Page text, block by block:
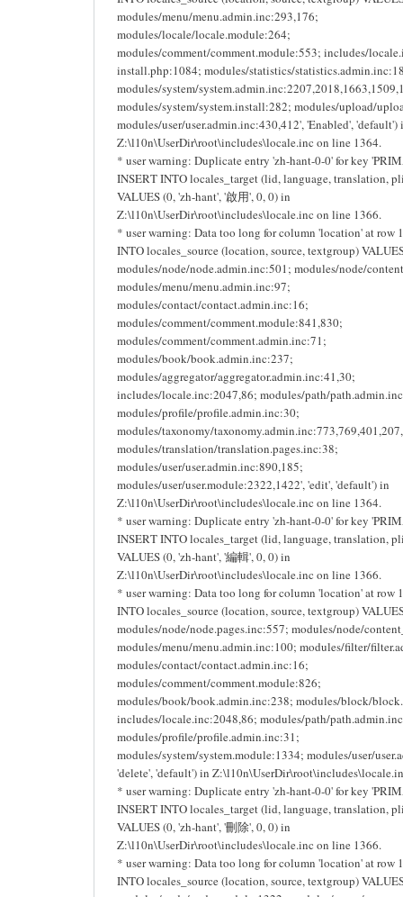
modules/menu/menu.admin.inc:293,176;
modules/locale/locale.module:264;
modules/comment/comment.module:553; includes/
install.php:1084; modules/statistics/
modules/system/
modules/system/system.install:282; modules/upload/
modules/user/user.admin.inc:430,412', 'Enabled', 'default')
Z:\l10n\UserDir\root\includes\locale.inc on line 1364.
* user warning: Duplicate entry 'zh-hant-0-0' for key
INSERT INTO locales_target (lid, language, translation,
VALUES (0, 'zh-hant', '啟用', 0, 0) in
Z:\l10n\UserDir\root\includes\locale.inc on line 1366.
* user warning: Data too long for column 'location' at row
INTO locales_source (location, source, textgroup)
modules/node/node.admin.inc:501; modules/node/
modules/menu/menu.admin.inc:97;
modules/contact/contact.admin.inc:16;
modules/comment/comment.module:841,830;
modules/comment/comment.admin.inc:71;
modules/book/book.admin.inc:237;
modules/aggregator/aggregator.admin.inc:41,30;
includes/locale.inc:2047,86; modules/path/
modules/profile/profile.admin.inc:30;
modules/taxonomy/
modules/translation/translation.pages.inc:38;
modules/user/user.admin.inc:890,185;
modules/user/user.module:2322,1422', 'edit', 'default') in
Z:\l10n\UserDir\root\includes\locale.inc on line 1364.
* user warning: Duplicate entry 'zh-hant-0-0' for key
INSERT INTO locales_target (lid, language, translation,
VALUES (0, 'zh-hant', '編輯', 0, 0) in
Z:\l10n\UserDir\root\includes\locale.inc on line 1366.
* user warning: Data too long for column 'location' at row
INTO locales_source (location, source, textgroup)
modules/node/node.pages.inc:557; modules/node/
modules/menu/menu.admin.inc:100; modules/filter/
modules/contact/contact.admin.inc:16;
modules/comment/comment.module:826;
modules/book/book.admin.inc:238; modules/block/
includes/locale.inc:2048,86; modules/path/
modules/profile/profile.admin.inc:31;
modules/system/system.module:1334; modules/user/
'delete', 'default') in
* user warning: Duplicate entry 'zh-hant-0-0' for key
INSERT INTO locales_target (lid, language, translation,
VALUES (0, 'zh-hant', '刪除', 0, 0) in
Z:\l10n\UserDir\root\includes\locale.inc on line 1366.
* user warning: Data too long for column 'location' at row
INTO locales_source (location, source, textgroup)